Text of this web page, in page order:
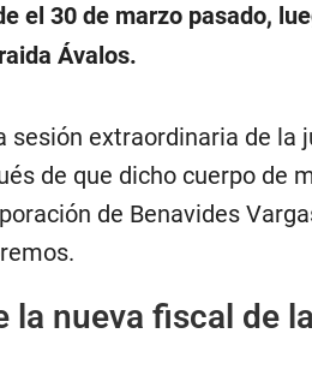
el 30 de marzo pasado,
Ávalos.
sesión extraordinaria de la
de que dicho cuerpo de
de Benavides
la nueva fiscal de